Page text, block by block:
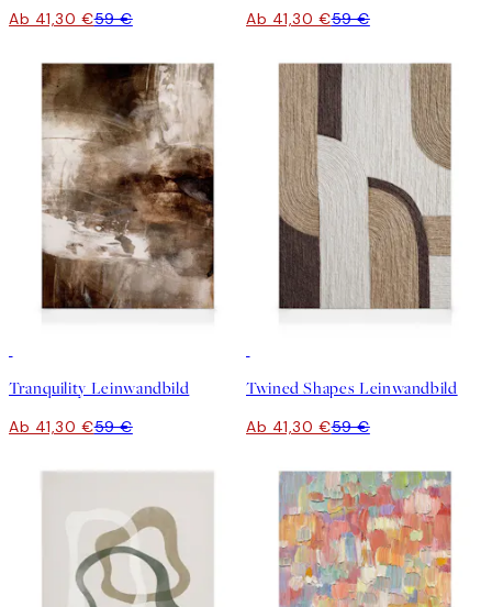
Ab 41,30 €59 € Ab 41,30 €59 €
Tranquility Leinwandbild
Ab 41,30 €59 €
Twined Shapes Leinwandbild
Ab 41,30 €59 €